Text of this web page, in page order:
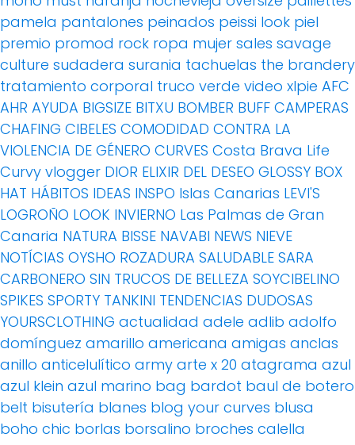
pamela pantalones peinados peissi look piel
premio promod rock ropa mujer sales savage
culture sudadera surania tachuelas the brandery
tratamiento corporal truco verde video xlpie AFC
AHR AYUDA BIGSIZE BITXU BOMBER BUFF CAMPERAS
CHAFING CIBELES COMODIDAD CONTRA LA
VIOLENCIA DE GÉNERO CURVES Costa Brava Life
Curvy vlogger DIOR ELIXIR DEL DESEO GLOSSY BOX
HAT HÁBITOS IDEAS INSPO Islas Canarias LEVI'S
LOGROÑO LOOK INVIERNO Las Palmas de Gran
Canaria NATURA BISSE NAVABI NEWS NIEVE
NOTÍCIAS OYSHO ROZADURA SALUDABLE SARA
CARBONERO SIN TRUCOS DE BELLEZA SOYCIBELINO
SPIKES SPORTY TANKINI TENDENCIAS DUDOSAS
YOURSCLOTHING actualidad adele adlib adolfo
domínguez amarillo americana amigas anclas
anillo anticelulítico army arte x 20 atagrama azul
azul klein azul marino bag bardot baul de botero
belt bisutería blanes blog your curves blusa
boho chic borlas borsalino broches calella